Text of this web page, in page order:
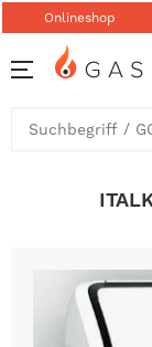
Onlineshop